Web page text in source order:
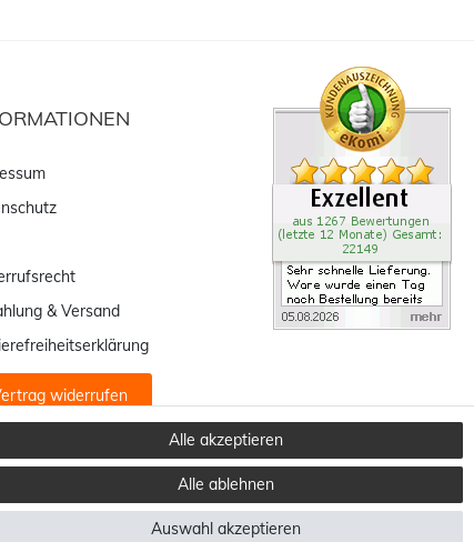
& Versand
widerrufen
Alle akzeptieren
Alle ablehnen
Auswahl akzeptieren